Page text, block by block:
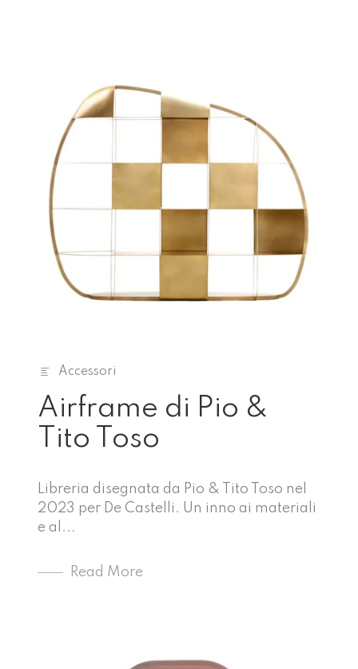
Accessori
Airframe di Pio &
Tito Toso
Libreria disegnata da Pio & Tito Toso nel
2023 per De Castelli. Un inno ai materiali
e al...
Read More